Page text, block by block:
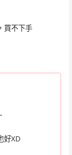
買不下手
好XD